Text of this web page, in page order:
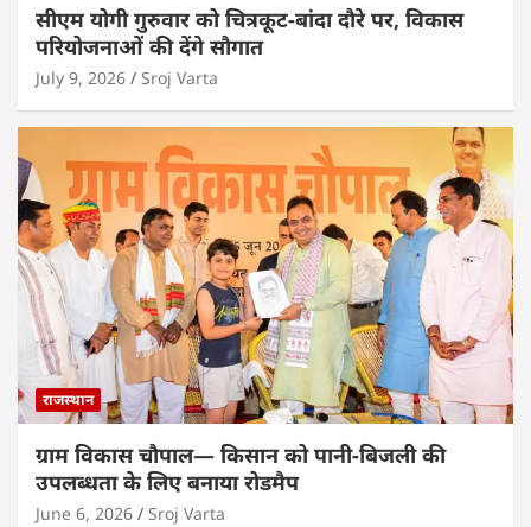
सीएम योगी गुरुवार को चित्रकूट-बांदा दौरे पर, विकास
परियोजनाओं की देंगे सौगात
July 9, 2026 Sroj Varta
राजस्थान
ग्राम विकास चौपाल— किसान को पानी-बिजली की
उपलब्धता के लिए बनाया रोडमैप
June 6, 2026 Sroj Varta